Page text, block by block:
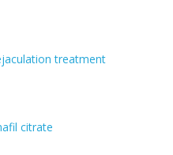
treatment
citrate